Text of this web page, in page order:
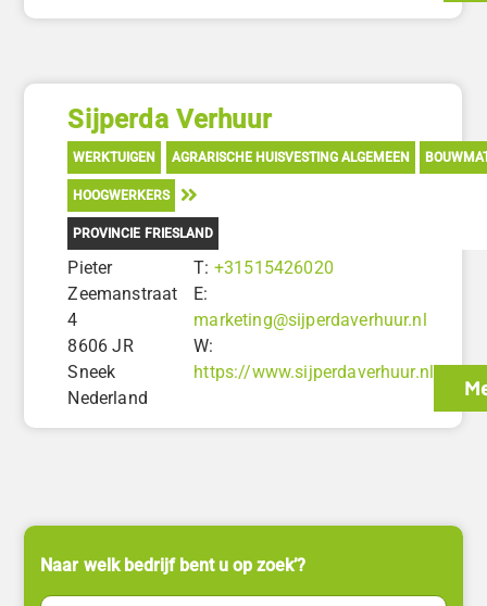
Sijperda Verhuur
WERKTUIGEN AGRARISCHE HUISVESTING ALGEMEEN
HOOGWERKERS
PROVINCIE FRIESLAND
Pieter
Zeemanstraat
4
8606 JR
Sneek
Nederland
T: +31515426020
E:
marketing@sijperdaverhuur.nl
W:
https://www.sijperdaverhuur.nl
Naar welk bedrijf bent u op zoek’?